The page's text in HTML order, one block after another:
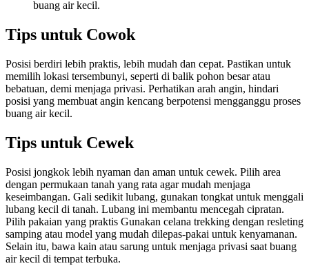
buang air kecil.
Tips untuk Cowok
Posisi berdiri lebih praktis, lebih mudah dan cepat. Pastikan untuk
memilih lokasi tersembunyi, seperti di balik pohon besar atau
bebatuan, demi menjaga privasi. Perhatikan arah angin, hindari
posisi yang membuat angin kencang berpotensi mengganggu proses
buang air kecil.
Tips untuk Cewek
Posisi jongkok lebih nyaman dan aman untuk cewek. Pilih area
dengan permukaan tanah yang rata agar mudah menjaga
keseimbangan. Gali sedikit lubang, gunakan tongkat untuk menggali
lubang kecil di tanah. Lubang ini membantu mencegah cipratan.
Pilih pakaian yang praktis Gunakan celana trekking dengan resleting
samping atau model yang mudah dilepas-pakai untuk kenyamanan.
Selain itu, bawa kain atau sarung untuk menjaga privasi saat buang
air kecil di tempat terbuka.